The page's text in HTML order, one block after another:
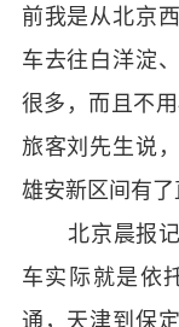
前我是从北京
车去往白洋淀
很多，而且不
旅客刘先生说
雄安新区间有了
北京晨报记
车实际就是依
通，天津到保